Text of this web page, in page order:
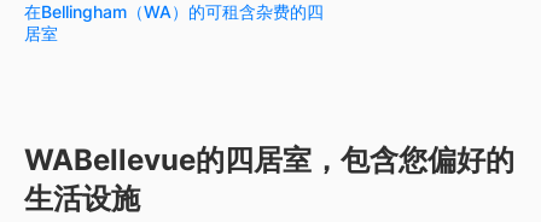
在Bellingham（WA）的可租含杂费的四
居室
WABellevue的四居室，包含您偏好的
生活设施